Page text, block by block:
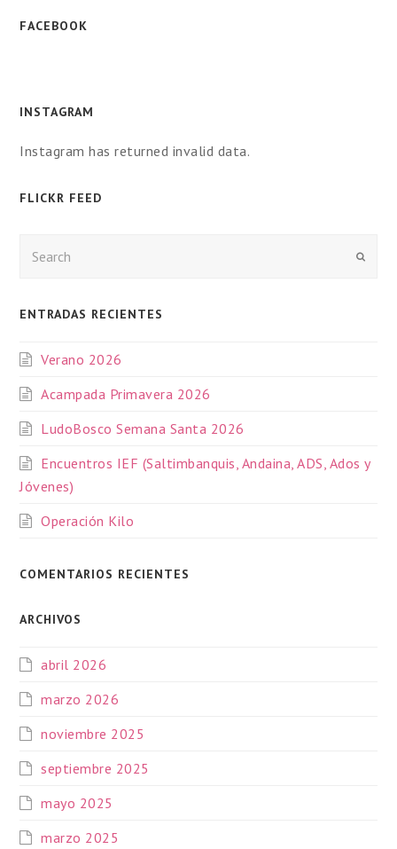
FACEBOOK
INSTAGRAM
Instagram has returned invalid data.
FLICKR FEED
Enviar
ENTRADAS RECIENTES
Verano 2026
Acampada Primavera 2026
LudoBosco Semana Santa 2026
Encuentros IEF (Saltimbanquis, Andaina, ADS, Ados y
Jóvenes)
Operación Kilo
COMENTARIOS RECIENTES
ARCHIVOS
abril 2026
marzo 2026
noviembre 2025
septiembre 2025
mayo 2025
marzo 2025